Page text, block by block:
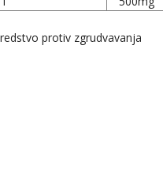
protiv zgrudvavanja